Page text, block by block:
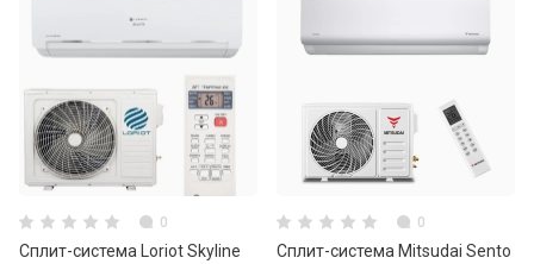
0
Сплит-система Loriot Skyline
0
Сплит-система Mitsudai Sento